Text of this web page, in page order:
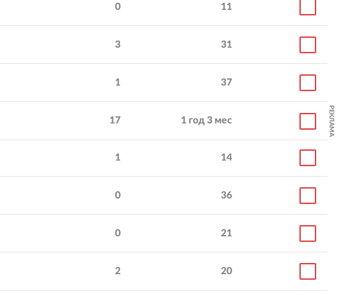
Увеличили продажи с
Повысили узнаваемость
целевого трафика (+160%)
Повысили
Увеличили
трафик в 6 раз за 7
месяцев
0 11
3 31
1 37
17 1 год 3 мес РЕКЛАМА
1 14
0 36
0 21
2 20